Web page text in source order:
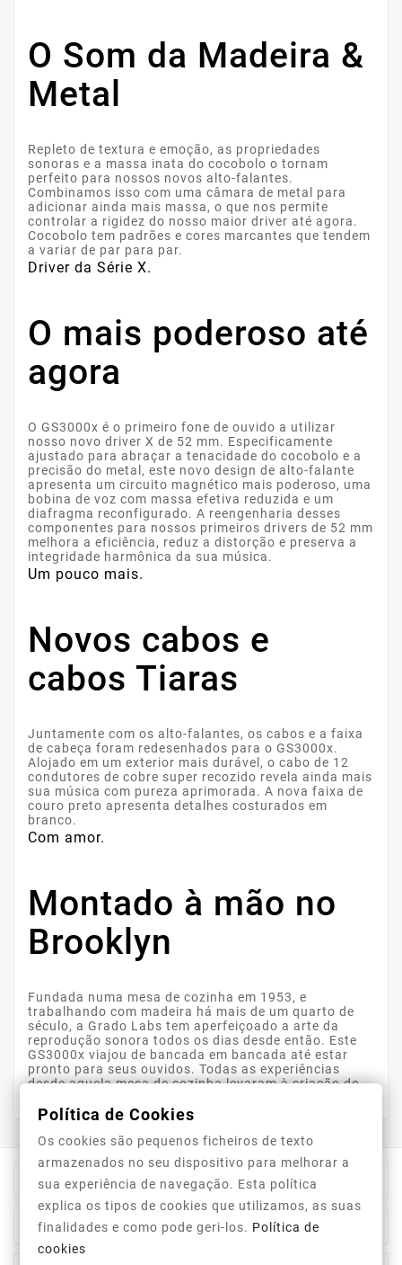
O Som da Madeira &
Metal
Repleto de textura e emoção, as propriedades
sonoras e a massa inata do cocobolo o tornam
perfeito para nossos novos alto-falantes.
Combinamos isso com uma câmara de metal para
adicionar ainda mais massa, o que nos permite
controlar a rigidez do nosso maior driver até agora.
Cocobolo tem padrões e cores marcantes que tendem
a variar de par para par.
Driver da Série X.
O mais poderoso até
agora
O GS3000x é o primeiro fone de ouvido a utilizar
nosso novo driver X de 52 mm. Especificamente
ajustado para abraçar a tenacidade do cocobolo e a
precisão do metal, este novo design de alto-falante
apresenta um circuito magnético mais poderoso, uma
bobina de voz com massa efetiva reduzida e um
diafragma reconfigurado. A reengenharia desses
componentes para nossos primeiros drivers de 52 mm
melhora a eficiência, reduz a distorção e preserva a
integridade harmônica da sua música.
Um pouco mais.
Novos cabos e
cabos Tiaras
Juntamente com os alto-falantes, os cabos e a faixa
de cabeça foram redesenhados para o GS3000x.
Alojado em um exterior mais durável, o cabo de 12
condutores de cobre super recozido revela ainda mais
sua música com pureza aprimorada. A nova faixa de
couro preto apresenta detalhes costurados em
branco.
Com amor.
Montado à mão no
Brooklyn
Fundada numa mesa de cozinha em 1953, e
trabalhando com madeira há mais de um quarto de
século, a Grado Labs tem aperfeiçoado a arte da
reprodução sonora todos os dias desde então. Este
GS3000x viajou de bancada em bancada até estar
pronto para seus ouvidos. Todas as experiências
desde aquela mesa de cozinha levaram à criação do
Informação Da Loja
Top Categorias
Política de Cookies
Os cookies são pequenos ficheiros de texto
armazenados no seu dispositivo para melhorar a
sua experiência de navegação. Esta política
explica os tipos de cookies que utilizamos, as suas
finalidades e como pode geri-los. Política de
cookies